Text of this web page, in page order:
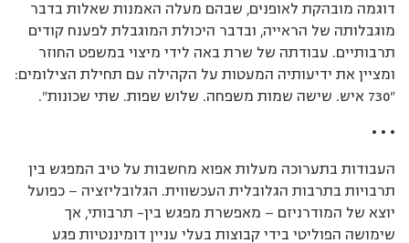
דוגמה מובהקת לאופנים, שבהם מעלה האמנות שאלות בדבר
מוגבלותה של הראייה, ובדבר היכולת המוגבלת לפענח קודים
תרבותיים. עבודתה של שרת באה לידי מיצוי במשפט החוזר
ומציין את ידיעותיה המעטות על הקהילה עם תחילת הצילומים:
”730 איש. שישה שמות משפחה. שלוש שפות. שתי שכונות”.
• • •
העבודות בתערוכה מעלות אפוא מחשבות על טיב המפגש בין
תרבויות בתרבות הגלובלית העכשווית. הגלובליזציה — כפועל
יוצא של המודרניזם — מאפשרת מפגש בין– תרבותי, אך
שימושה הפוליטי בידי קבוצות בעלי עניין דומיננטיות פגע